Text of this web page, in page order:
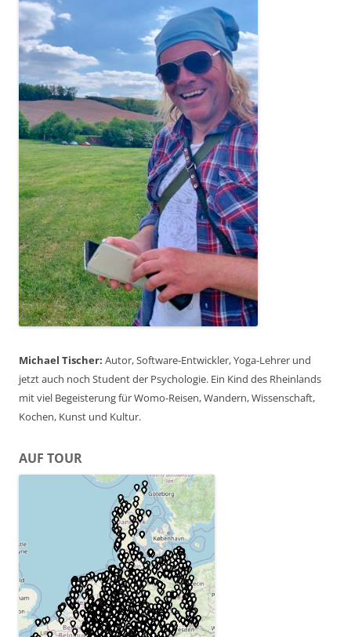
Michael Tischer: Autor, Software-Entwickler, Yoga-Lehrer und
jetzt auch noch Student der Psychologie. Ein Kind des Rheinlands
mit viel Begeisterung für Womo-Reisen, Wandern, Wissenschaft,
Kochen, Kunst und Kultur.
AUF TOUR